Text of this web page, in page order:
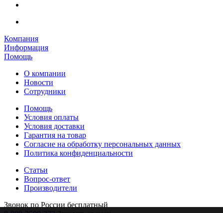
Компания
Информация
Помощь
О компании
Новости
Сотрудники
Помощь
Условия оплаты
Условия доставки
Гарантия на товар
Согласие на обработку персональных данных
Политика конфиденциальности
Статьи
Вопрос-ответ
Производители
Звонок по России бесплатный